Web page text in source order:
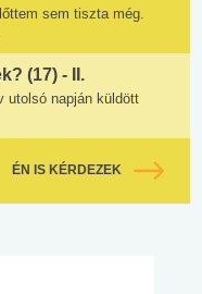
sem tiszta még.
(17) - II.
utolsó napján küldött
ÉN IS KÉRDEZEK